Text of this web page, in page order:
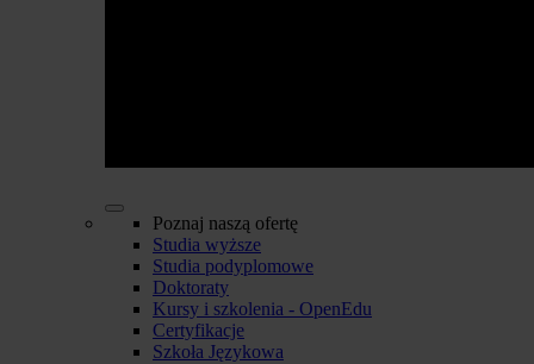
Poznaj naszą ofertę
Studia wyższe
Studia podyplomowe
Doktoraty
Kursy i szkolenia - OpenEdu
Certyfikacje
Szkoła Językowa